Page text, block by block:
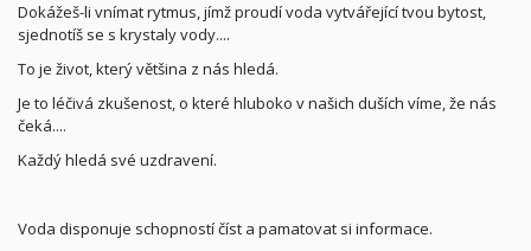
Dokážeš-li vnímat rytmus, jímž proudí voda vytvářející tvou bytost,
sjednotíš se s krystaly vody....
To je život, který většina z nás hledá.
Je to léčivá zkušenost, o které hluboko v našich duších víme, že nás
čeká....
Každý hledá své uzdravení.
Voda disponuje schopností číst a pamatovat si informace.